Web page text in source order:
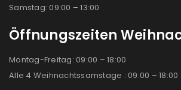
Samstag: 09:00 – 13:00
Öffnungszeiten
Montag-Freitag: 09:00 – 18:00
Alle 4 Weihnachtssamstage : 09:00 – 18:00